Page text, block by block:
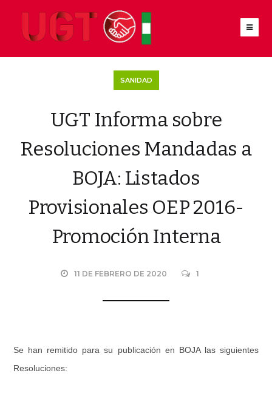
SANIDAD
UGT Informa sobre
Resoluciones Mandadas a
BOJA: Listados
Provisionales OEP 2016-
Promoción Interna
11 DE FEBRERO DE 2020 1
Se han remitido para su publicación en BOJA las siguientes
Resoluciones: